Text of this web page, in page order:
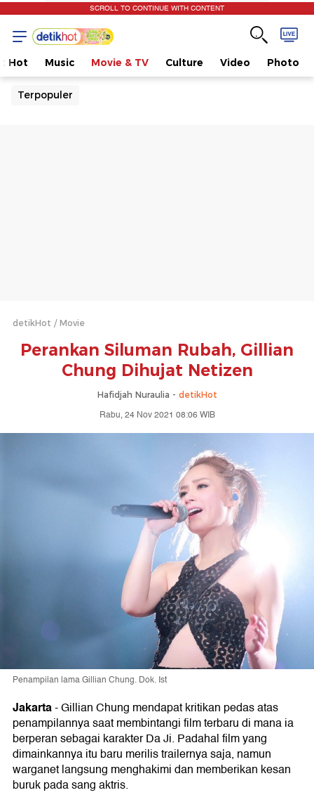
SCROLL TO CONTINUE WITH CONTENT
Hot Music Movie & TV Culture Video Photo
Terpopuler
detikHot Movie
Perankan Siluman Rubah, Gillian
Chung Dihujat Netizen
Hafidjah Nuraulia - detikHot
Rabu, 24 Nov 2021 08:06 WIB
Penampilan lama Gillian Chung. Dok. Ist
Jakarta-Gillian Chung mendapat kritikan pedas atas
penampilannya saat membintangi film terbaru di mana ia
berperan sebagai karakter Da Ji. Padahal film yang
dimainkannya itu baru merilis trailernya saja, namun
warganet langsung menghakimi dan memberikan kesan
buruk pada sang aktris.